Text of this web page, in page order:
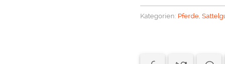
Elastan
Kategorien: Pferde,